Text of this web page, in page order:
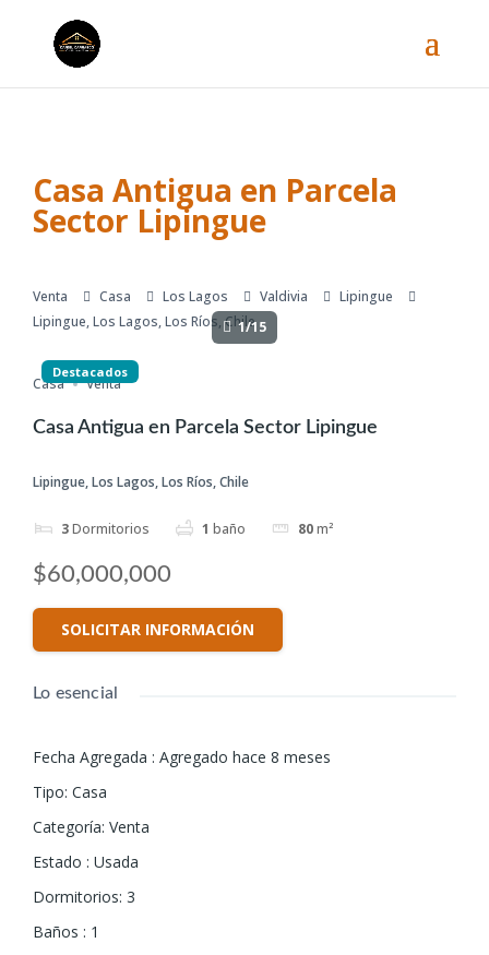
Casa Antigua en Parcela
Sector Lipingue
Venta Casa Los Lagos Valdivia
Lipingue
Lipingue, Los Lagos, Los Ríos, Chile
Destacados
1/15
Casa Venta
Casa Antigua en Parcela Sector Lipingue
Lipingue, Los Lagos, Los Ríos, Chile
3Dormitorios 1 baño 80m²
$60,000,000
SOLICITAR INFORMACIÓN
Lo esencial
Fecha Agregada : Agregado hace 8 meses
Tipo: Casa
Categoría: Venta
Estado : Usada
Dormitorios: 3
Baños : 1